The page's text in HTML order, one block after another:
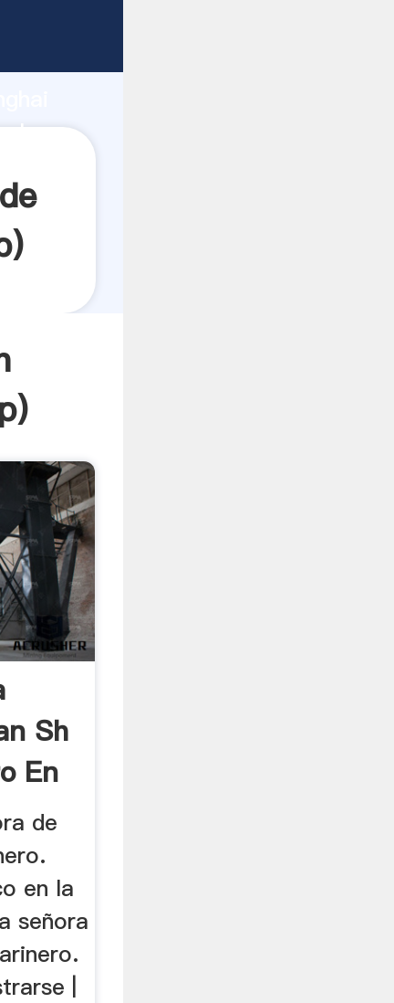
y
)
)
Sh
En
de
en la
señora
|